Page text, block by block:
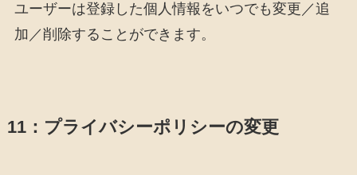
ユーザーは登録した個人情報をいつでも変更／追
加／削除することができます。
11：プライバシーポリシーの変更